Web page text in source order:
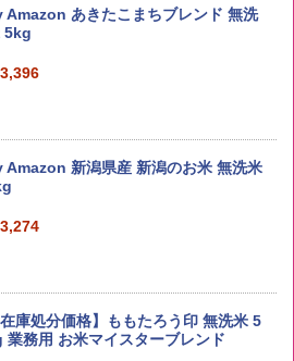
Amazon あきたこまちブレンド 無洗
5kg
Amazon 新潟県産 新潟のお米 無洗米
在庫処分価格】ももたろう印 無洗米 5
業務用 お米マイスターブレンド